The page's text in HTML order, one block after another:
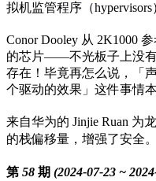
拟机监管程序（
Conor Dooley 从 2K1000
的芯片——不光板子上没
存在！毕竟再怎么说，「
个驱动的效果」这件事情
来自华为的 Jinjie Ruan 为
的栈偏移量，增强了安全。
第 58 期 (2024-07-23 ~